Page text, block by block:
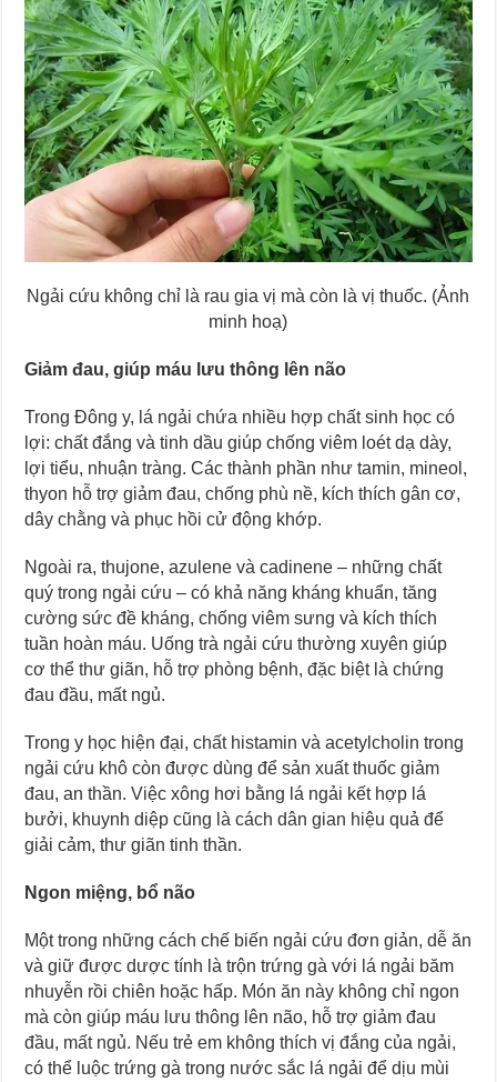
Ngải cứu không chỉ là rau gia vị mà còn là vị thuốc. (Ảnh
minh hoạ)
Giảm đau, giúp máu lưu thông lên não
Trong Đông y, lá ngải chứa nhiều hợp chất sinh học có
lợi: chất đắng và tinh dầu giúp chống viêm loét dạ dày,
lợi tiểu, nhuận tràng. Các thành phần như tamin, mineol,
thyon hỗ trợ giảm đau, chống phù nề, kích thích gân cơ,
dây chằng và phục hồi cử động khớp.
Ngoài ra, thujone, azulene và cadinene – những chất
quý trong ngải cứu – có khả năng kháng khuẩn, tăng
cường sức đề kháng, chống viêm sưng và kích thích
tuần hoàn máu. Uống trà ngải cứu thường xuyên giúp
cơ thể thư giãn, hỗ trợ phòng bệnh, đặc biệt là chứng
đau đầu, mất ngủ.
Trong y học hiện đại, chất histamin và acetylcholin trong
ngải cứu khô còn được dùng để sản xuất thuốc giảm
đau, an thần. Việc xông hơi bằng lá ngải kết hợp lá
bưởi, khuynh diệp cũng là cách dân gian hiệu quả để
giải cảm, thư giãn tinh thần.
Ngon miệng, bổ não
Một trong những cách chế biến ngải cứu đơn giản, dễ ăn
và giữ được dược tính là trộn trứng gà với lá ngải băm
nhuyễn rồi chiên hoặc hấp. Món ăn này không chỉ ngon
mà còn giúp máu lưu thông lên não, hỗ trợ giảm đau
đầu, mất ngủ. Nếu trẻ em không thích vị đắng của ngải,
có thể luộc trứng gà trong nước sắc lá ngải để dịu mùi